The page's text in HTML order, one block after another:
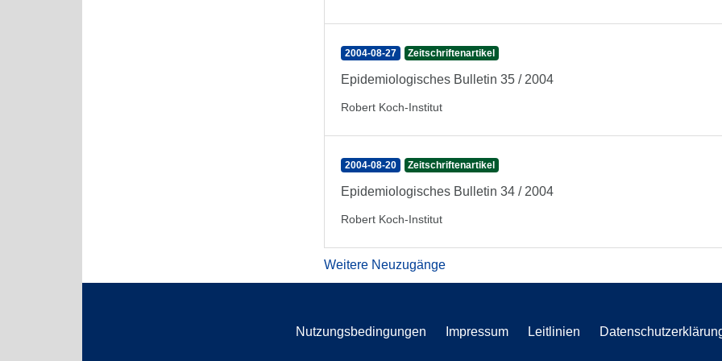
2004-08-27 Zeitschriftenartikel
Epidemiologisches Bulletin 35 / 2004
Robert Koch-Institut
2004-08-20 Zeitschriftenartikel
Epidemiologisches Bulletin 34 / 2004
Robert Koch-Institut
Weitere Neuzugänge
Nutzungsbedingungen Impressum Leitlinien